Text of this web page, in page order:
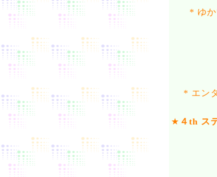
* ゆ
* エン
★ ４th ス